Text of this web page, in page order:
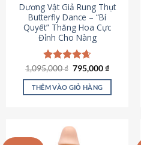
Dương Vật Giả Rung Thụt
Butterfly Dance – “Bí
Quyết” Thăng Hoa Cực
Đỉnh Cho Nàng
Được xếp
hạng4.65
5 sao
1,095,000₫ Giá
là:
1,095,000 ₫.
795,000₫Giá
tại
THÊM VÀO GIỎ HÀNG